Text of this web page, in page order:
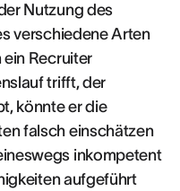
Nutzung des
verschiedene Arten
Recruiter
trifft, der
könnte er die
falsch einschätzen
inkompetent
aufgeführt